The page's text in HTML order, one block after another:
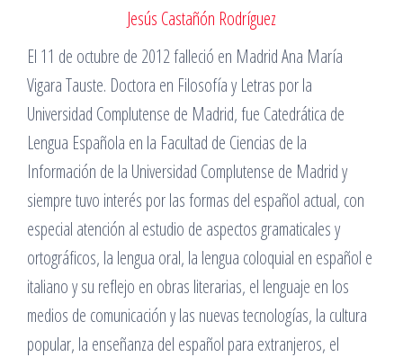
Jesús Castañón Rodríguez
El 11 de octubre de 2012 falleció en Madrid Ana María
Vigara Tauste. Doctora en Filosofía y Letras por la
Universidad Complutense de Madrid, fue Catedrática de
Lengua Española en la Facultad de Ciencias de la
Información de la Universidad Complutense de Madrid y
siempre tuvo interés por las formas del español actual, con
especial atención al estudio de aspectos gramaticales y
ortográficos, la lengua oral, la lengua coloquial en español e
italiano y su reflejo en obras literarias, el lenguaje en los
medios de comunicación y las nuevas tecnologías, la cultura
popular, la enseñanza del español para extranjeros, el